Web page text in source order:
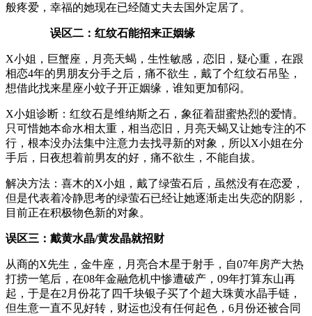
般疼爱，幸福的她现在已经随丈夫去国外定居了。
误区二：红纹石能招来正姻缘
X小姐，巨蟹座，月亮天蝎，生性敏感，恋旧，疑心重，在跟
相恋4年的男朋友分手之后，痛不欲生，戴了个红纹石吊坠，
想借此找来星座小蚊子开正姻缘，谁知更加郁闷。
X小姐诊断：红纹石是维纳斯之石，象征着甜蜜热烈的爱情。
只可惜她本命水相太重，相当恋旧，月亮天蝎又让她专注的不
行，根本没办法集中注意力去找寻新的对象，所以X小姐在分
手后，日夜想着前男友的好，痛不欲生，不能自拔。
解决方法：喜木的X小姐，戴了绿萤石后，虽然没有在恋爱，
但是代表着冷静思考的绿萤石已经让她逐渐走出失恋的阴影，
目前正在积极物色新的对象。
误区三：戴黄水晶/黄发晶就招财
从商的X先生，金牛座，月亮合木星于射手，自07年房产大热
打捞一笔后，在08年金融危机中惨遭破产，09年打算东山再
起，于是在2月份花了四千块银子买了个超大珠黄水晶手链，
但生意一直不见好转，财运也没有任何起色，6月份还被合同